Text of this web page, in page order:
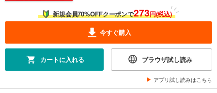
新規会員70%OFFクーポンで273円(税込)
今すぐ購入
カートに入れる ブラウザ試し読み
アプリ試し読みはこちら